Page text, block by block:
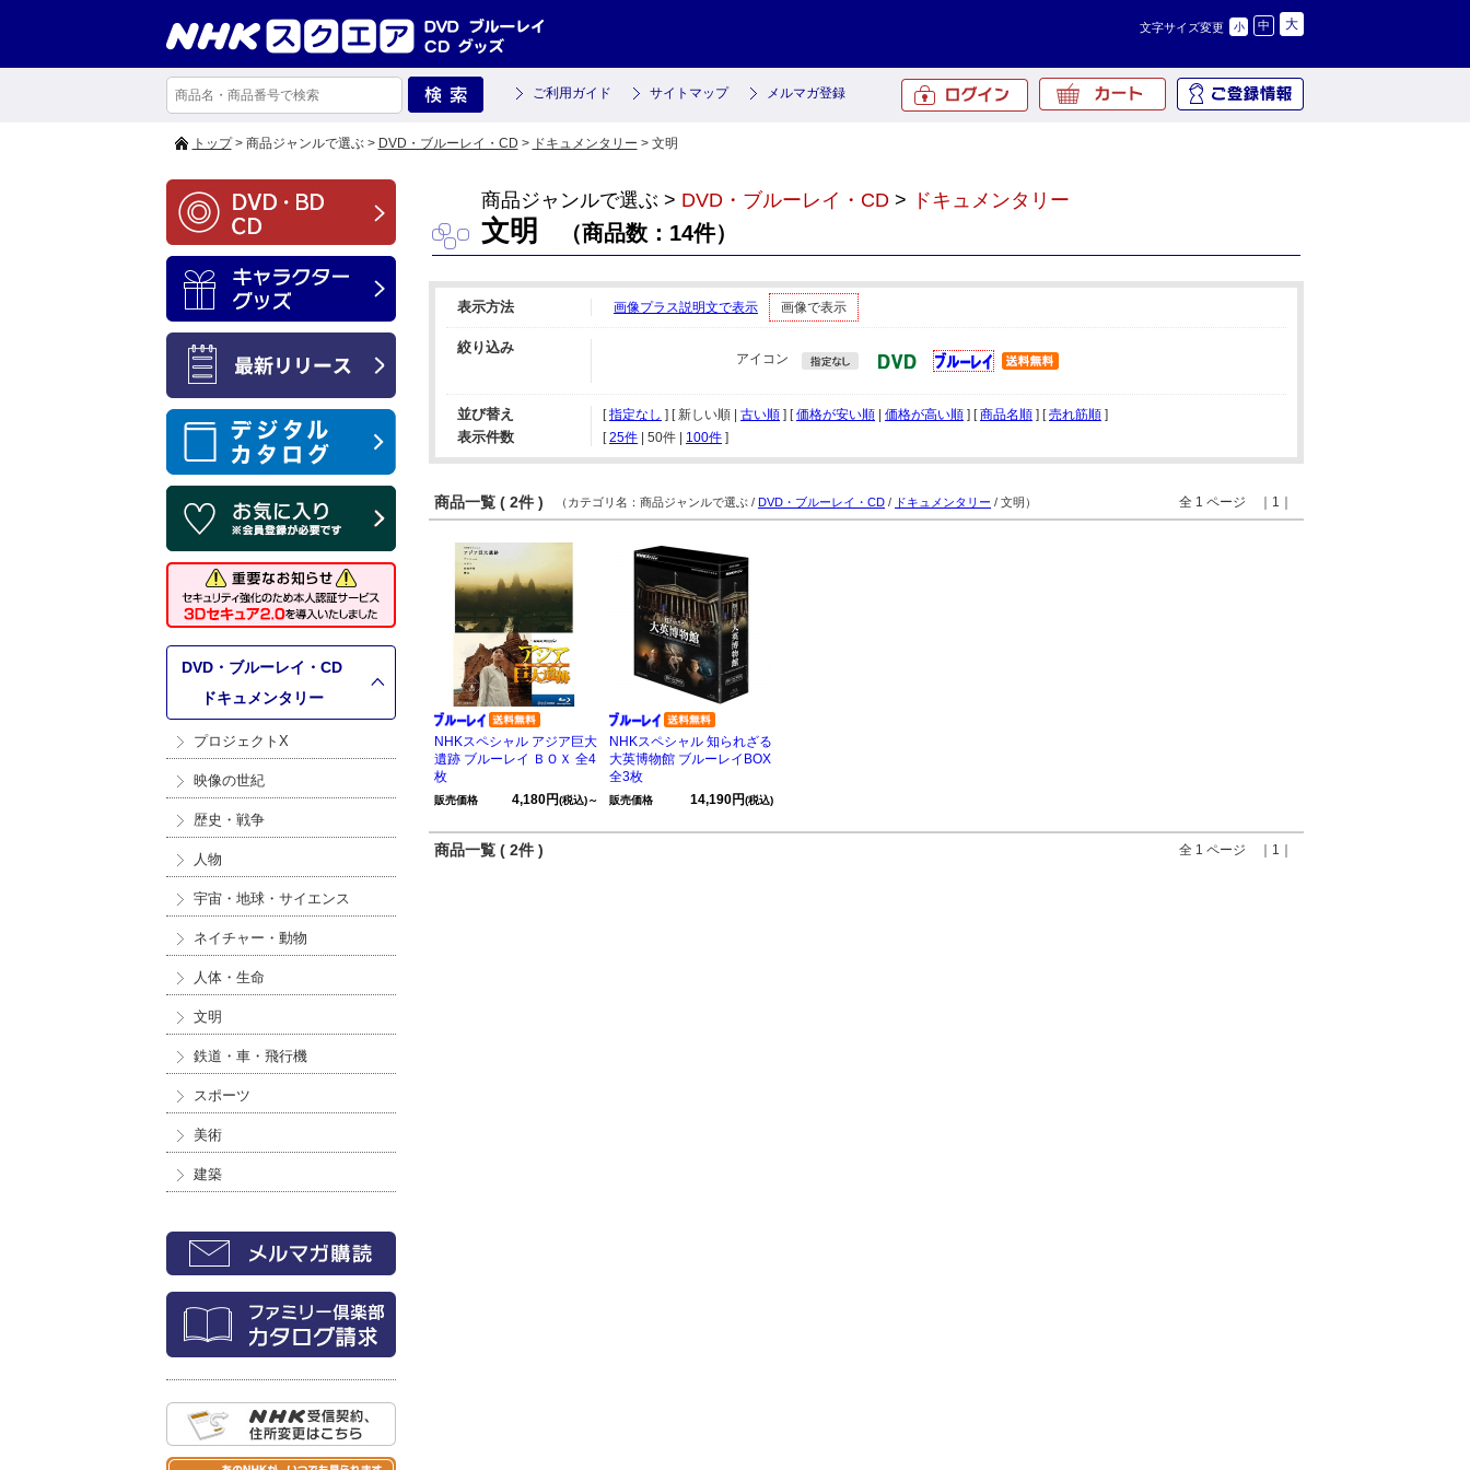
文字サイズ変更 小 中 大
ご利用ガイド サイトマップ メルマガ登録
トップ> 商品ジャンルで選ぶ > DVD・ブルーレイ・CD > ドキュメンタリー > 文明
DVD・ブルーレイ・CD
ドキュメンタリー
プロジェクトX
映像の世紀
歴史・戦争
人物
宇宙・地球・サイエンス
ネイチャー・動物
人体・生命
文明
鉄道・車・飛行機
スポーツ
美術
建築
商品ジャンルで選ぶ > DVD・ブルーレイ・CD > ドキュメンタリー
文明 （商品数：14件）
表示方法 画像プラス説明文で表示 画像で表示
絞り込み
アイコン
並び替え [指定なし ] [ 新しい順 | 古い順 ] [価格が安い順 価格が高い順 ] [商品名順 ] [売れ筋順 ]
表示件数 [ 25件 50件 100件 ]
商品一覧 ( 2件 ) 全 1 ページ ｜1｜
（カテゴリ名：商品ジャンルで選ぶ / DVD・ブルーレイ・CD / ドキュメンタリー / 文明）
NHKスペシャル アジア巨大
遺跡 ブルーレイ ＢＯＸ 全4
枚
販売価格 4,180円(税込)～
NHKスペシャル 知られざる
大英博物館 ブルーレイBOX
全3枚
販売価格 14,190円(税込)
商品一覧 ( 2件 ) 全 1 ページ ｜1｜